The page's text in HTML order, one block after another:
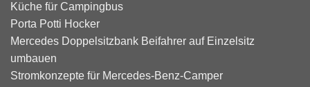
Küche für Campingbus
Porta Potti Hocker
Mercedes Doppelsitzbank Beifahrer auf Einzelsitz
umbauen
Stromkonzepte für Mercedes-Benz-Camper